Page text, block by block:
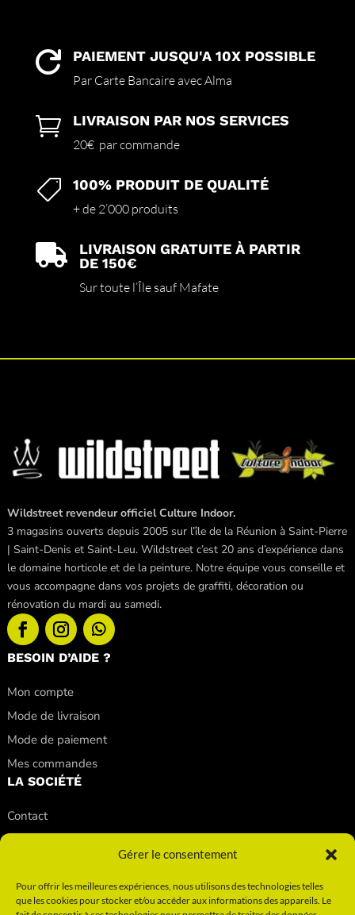
Gérer le consentement
Pour offrir les meilleures expériences, nous utilisons des technologies telles
que les cookies pour stocker et/ou accéder aux informations des appareils. Le
 PAIEMENT JUSQU'A 10X POSSIBLE
Par Carte Bancaire avec Alma
 LIVRAISON PAR NOS SERVICES
20€ par commande
 100% PRODUIT DE QUALITÉ
+ de 2’000 produits

LIVRAISON GRATUITE À PARTIR
DE 150€
Sur toute l’Île sauf Mafate
Wildstreet revendeur officiel Culture Indoor.
3 magasins ouverts depuis 2005 sur l’île de la Réunion à Saint-Pierre
| Saint-Denis et Saint-Leu. Wildstreet c’est 20 ans d’expérience dans
le domaine horticole et de la peinture. Notre équipe vous conseille et
vous accompagne dans vos projets de graffiti, décoration ou
rénovation du mardi au samedi.
BESOIN D’AIDE ?
Mon compte
Mode de livraison
Mode de paiement
Mes commandes
LA SOCIÉTÉ
Contact
Nos conseils
Qui sommes-nous ?
INFORMATIONS